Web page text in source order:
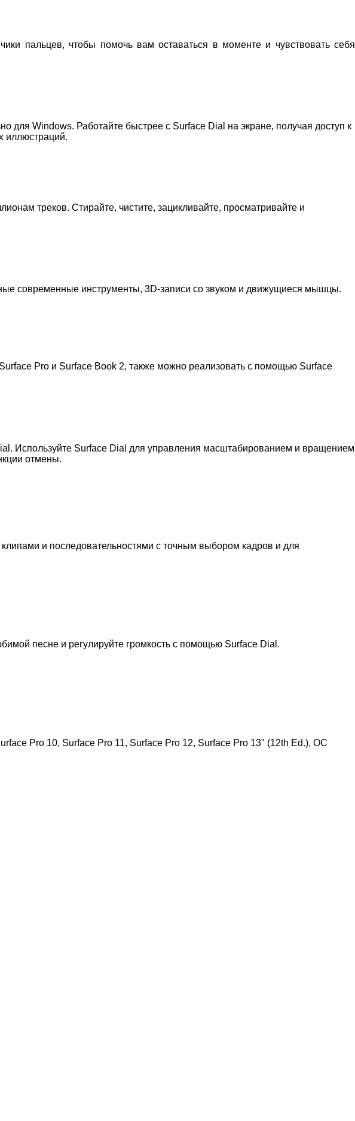
пальцев, чтобы помочь вам оставаться в моменте и чувствовать себя
Windows. Работайте быстрее с Surface Dial на экране, получая доступ к
иллюстраций.
треков. Стирайте, чистите, зацикливайте, просматривайте и
современные инструменты, 3D-записи со звуком и движущиеся мышцы.
Pro и Surface Book 2, также можно реализовать с помощью Surface
Используйте Surface Dial для управления масштабированием и вращением
отмены.
и последовательностями с точным выбором кадров и для
песне и регулируйте громкость с помощью Surface Dial.
Pro 10, Surface Pro 11, Surface Pro 12, Surface Pro 13" (12th Ed.), OC